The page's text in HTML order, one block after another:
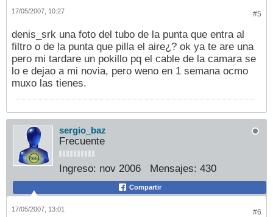
#5
17/05/2007, 10:27
denis_srk una foto del tubo de la punta que entra al
filtro o de la punta que pilla el aire¿? ok ya te are una
pero mi tardare un pokillo pq el cable de la camara se
lo e dejao a mi novia, pero weno en 1 semana ocmo
muxo las tienes.
sergio_baz
Frecuente
Ingreso: nov 2006 Mensajes: 430
Compartir
#6
17/05/2007, 13:01